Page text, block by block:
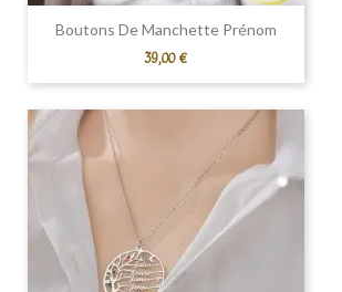
Boutons De Manchette Prénom
Prix
39,00 €